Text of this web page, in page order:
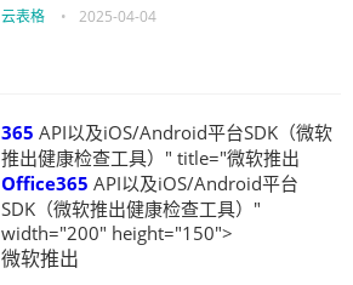
云表格 • 2025-04-04
365 API以及iOS/Android平台SDK（微软
推出健康检查工具）" title="微软推出
Office365 API以及iOS/Android平台
SDK（微软推出健康检查工具）"
width="200" height="150">
微软推出